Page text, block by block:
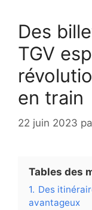
Des
TGV
en train
22 juin 2023
Tables des
1. Des
avantageux